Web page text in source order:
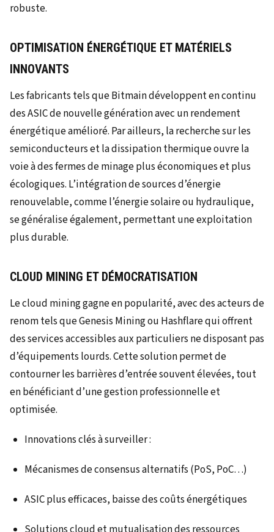
robuste.
OPTIMISATION ÉNERGÉTIQUE ET MATÉRIELS
INNOVANTS
Les fabricants tels que Bitmain développent en continu
des ASIC de nouvelle génération avec un rendement
énergétique amélioré. Par ailleurs, la recherche sur les
semiconducteurs et la dissipation thermique ouvre la
voie à des fermes de minage plus économiques et plus
écologiques. L’intégration de sources d’énergie
renouvelable, comme l’énergie solaire ou hydraulique,
se généralise également, permettant une exploitation
plus durable.
CLOUD MINING ET DÉMOCRATISATION
Le cloud mining gagne en popularité, avec des acteurs de
renom tels que Genesis Mining ou Hashflare qui offrent
des services accessibles aux particuliers ne disposant pas
d’équipements lourds. Cette solution permet de
contourner les barrières d’entrée souvent élevées, tout
en bénéficiant d’une gestion professionnelle et
optimisée.
Innovations clés à surveiller :
Mécanismes de consensus alternatifs (PoS, PoC…)
ASIC plus efficaces, baisse des coûts énergétiques